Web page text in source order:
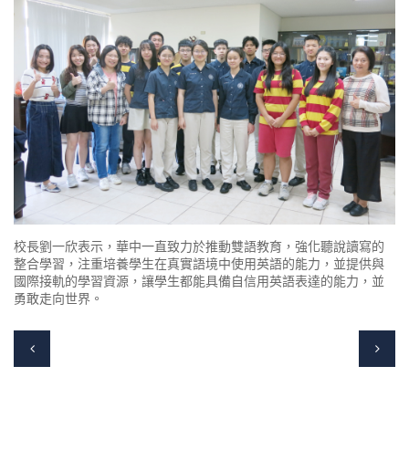
校長劉一欣表示，華中一直致力於推動雙語教育，強化聽說讀寫的
整合學習，注重培養學生在真實語境中使用英語的能力，並提供與
國際接軌的學習資源，讓學生都能具備自信用英語表達的能力，並
勇敢走向世界。